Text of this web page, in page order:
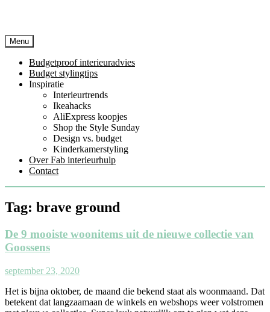
Menu
Budgetproof interieuradvies
Budget stylingtips
Inspiratie
Interieurtrends
Ikeahacks
AliExpress koopjes
Shop the Style Sunday
Design vs. budget
Kinderkamerstyling
Over Fab interieurhulp
Contact
Tag: brave ground
De 9 mooiste woonitems uit de nieuwe collectie van
Goossens
september 23, 2020
Het is bijna oktober, de maand die bekend staat als woonmaand. Dat
betekent dat langzaamaan de winkels en webshops weer volstromen